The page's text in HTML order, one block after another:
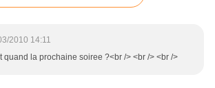
2010 14:11
quand la prochaine soiree ?<br /> <br /> <br />